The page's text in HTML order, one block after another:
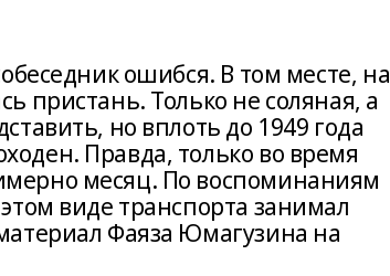
ошибся. В том месте, на
пристань. Только не соляная, а
но вплоть до 1949 года
Правда, только во время
месяц. По воспоминаниям
виде транспорта занимал
Фаяза Юмагузина на